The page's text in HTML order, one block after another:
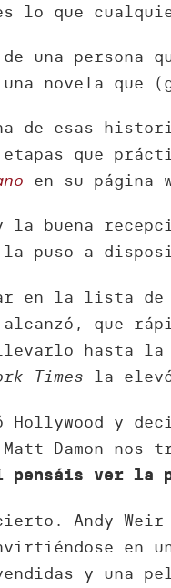
es lo que
de una
una novela que
de esas
que
en su página
la buena
la puso a
en la lista de
que
llevarlo hasta
Times la
Hollywood y
Damon
pensáis ver la
Andy
en
y una